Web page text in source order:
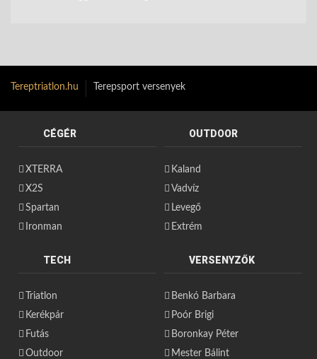
Tereptriatlon.hu Terepsport versenyek
CÉGÉR
XTERRA
X2S
Spartan
Ironman
OUTDOOR
Kaland
Vadvíz
Levegő
Extrém
TECH
Triatlon
Kerékpár
Futás
Outdoor
VERSENYZŐK
Benkó Barbara
Poór Brigi
Boronkay Péter
Mester Bálint